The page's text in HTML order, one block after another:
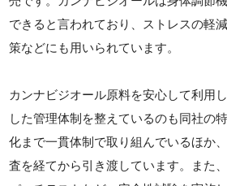
できると言われており、ストレスの軽
策などにも用いられています。
カンナビジオール原料を安心して利用
した管理体制を整えているのも同社の
化まで一貫体制で取り組んでいるほか
査を経てから引き渡しています。また